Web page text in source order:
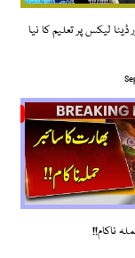
ڈیٹا لیکس پر تعلیم کا نیا
ناکام!!